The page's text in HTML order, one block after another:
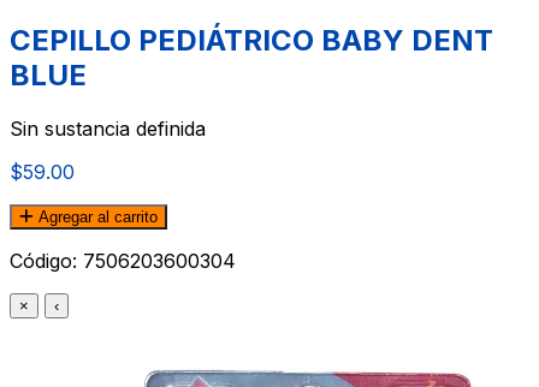
CEPILLO PEDIÁTRICO BABY DENT
BLUE
Sin sustancia definida
$59.00
Agregar al carrito
Código: 7506203600304
× ‹